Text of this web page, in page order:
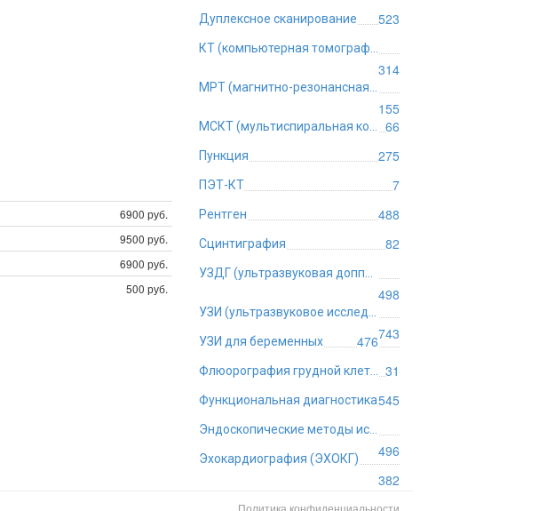
6900 руб.
9500 руб.
6900 руб.
500 руб.
Дуплексное сканирование 523
314
155
66
Пункция 275
ПЭТ-КТ 7
Рентген 488
Сцинтиграфия 82
498
743
УЗИ для беременных 476
31
Функциональная диагностика545
496
Эхокардиография (ЭХОКГ)
382
Политика конфиденциальности